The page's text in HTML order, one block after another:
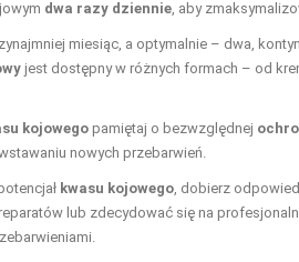
dwa razy dziennie , aby
miesiąc, a optymalnie – dwa,
jest dostępny w różnych formach – od
kojowego pamiętaj o bezwzględnej
nowych przebarwień.
kwasu kojowego , dobierz
lub zdecydować się na